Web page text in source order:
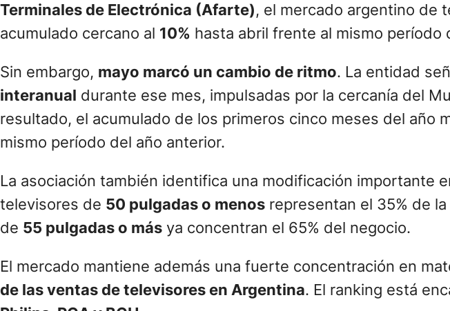
Terminales de Electrónica (Afarte), el mercado argentino de
acumulado cercano al 10% hasta abril frente al mismo período
Sin embargo, mayo marcó un cambio de ritmo. La entidad
interanual durante ese mes, impulsadas por la cercanía del
resultado, el acumulado de los primeros cinco meses del año
mismo período del año anterior.
La asociación también identifica una modificación importante
televisores de 50 pulgadas o menos representan el 35% de
de 55 pulgadas o más ya concentran el 65% del negocio.
El mercado mantiene además una fuerte concentración en
de las ventas de televisores en Argentina. El ranking está